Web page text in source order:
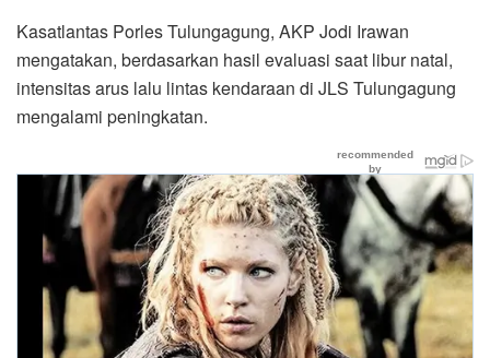
Kasatlantas Porles Tulungagung, AKP Jodi Irawan
mengatakan, berdasarkan hasil evaluasi saat libur natal,
intensitas arus lalu lintas kendaraan di JLS Tulungagung
mengalami peningkatan.